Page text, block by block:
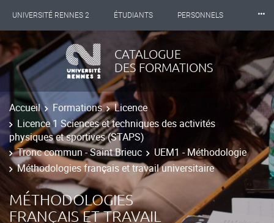
UNIVERSITÉ RENNES 2 ÉTUDIANTS PERSONNELS
INTERNATIONAL PROFESSIONNELS
LES NOUVELLES DE RENNES 2
⸱⸱⸱
CATALOGUE
DES FORMATIONS
Accueil Formations
Licence
Licence 1 Sciences et techniques des activités
physiques et sportives (STAPS)
Tronc commun - Saint Brieuc
UEM1 - Méthodologie
Méthodologies français et travail universitaire
MÉTHODOLOGIES
FRANÇAIS ET TRAVAIL